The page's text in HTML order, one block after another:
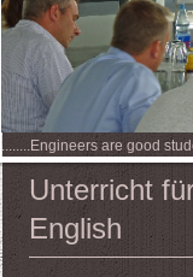
........Engineers are good
Unterricht
English